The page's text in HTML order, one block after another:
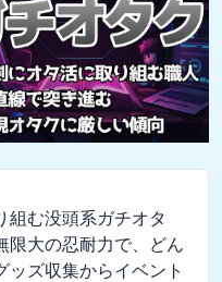
組む没頭系ガチオタ
限大の忍耐力で、どん
ッズ収集からイベント